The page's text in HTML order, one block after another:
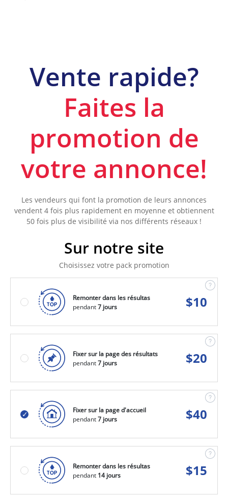
Vente rapide?
Faites la
promotion de
votre annonce!
Les vendeurs qui font la promotion de leurs annonces
vendent 4 fois plus rapidement en moyenne et obtiennent
50 fois plus de visibilité via nos différents réseaux !
Sur notre site
Choisissez votre pack promotion
Remonter dans les résultas
pendant7 jours $10
Fixer sur la page des résultats
pendant7 jours $20
Fixer sur la page d'accueil
pendant7 jours $40
Remonter dans les résultas
pendant 14 jours $15